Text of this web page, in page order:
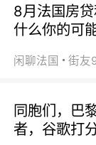
8月法国房
什么你的可
闲聊法国
同胞们，巴
者，谷歌打